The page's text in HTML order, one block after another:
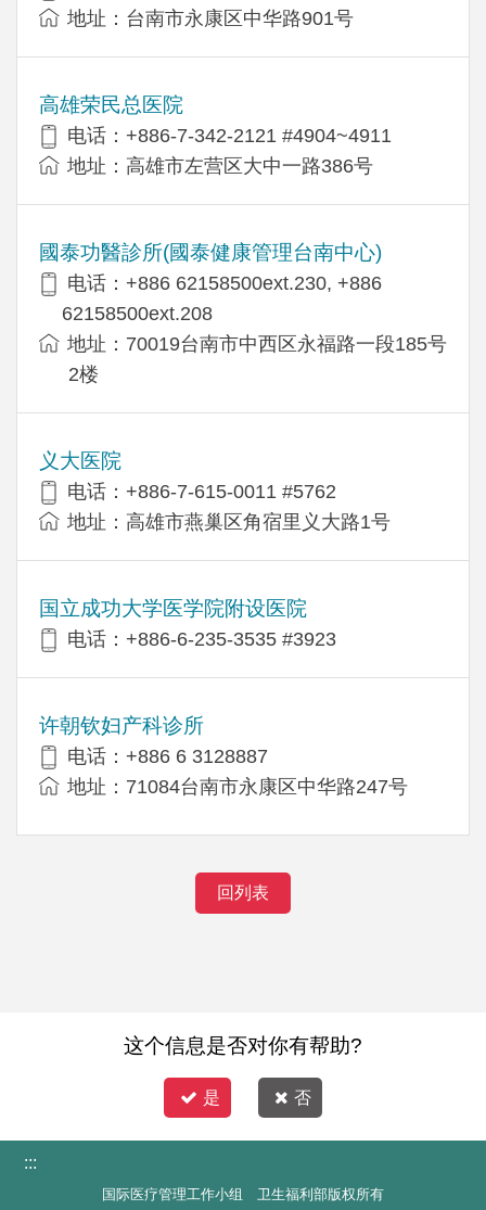
地址：台南市永康区中华路901号
高雄荣民总医院
电话：+886-7-342-2121 #4904~4911
地址：高雄市左营区大中一路386号
國泰功醫診所(國泰健康管理台南中心)
电话：+886 62158500ext.230, +886
62158500ext.208
地址：70019台南市中西区永福路一段185号
2楼
义大医院
电话：+886-7-615-0011 #5762
地址：高雄市燕巢区角宿里义大路1号
国立成功大学医学院附设医院
电话：+886-6-235-3535 #3923
许朝钦妇产科诊所
电话：+886 6 3128887
地址：71084台南市永康区中华路247号
回列表
这个信息是否对你有帮助?
是 否
:::
国际医疗管理工作小组 卫生福利部版权所有